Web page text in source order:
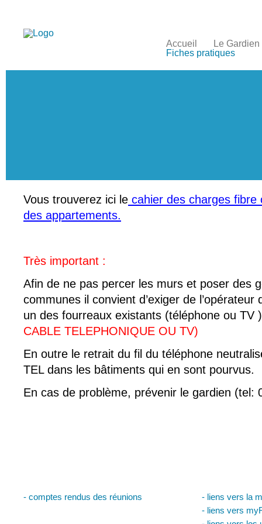
Accueil
Le Gardien
Fiches pratiques
Vous trouverez ici le cahier des charges fibre
des appartements.
Très important :
Afin de ne pas percer les murs et poser des
communes il convient d’exiger de l’opérateur
un des fourreaux existants (téléphone ou TV
CABLE TELEPHONIQUE OU TV)
En outre le retrait du fil du téléphone
TEL dans les bâtiments qui en sont pourvus.
En cas de problème, prévenir le gardien (tel:
- comptes rendus des réunions
- liens vers la
- liens vers